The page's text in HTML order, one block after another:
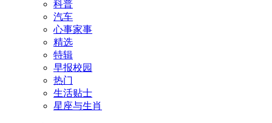
科普
汽车
心事家事
精选
特辑
早报校园
热门
生活贴士
星座与生肖